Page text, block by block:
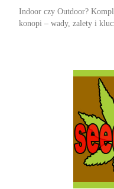
Indoor czy Outdoor?
konopi – wady, zalety i